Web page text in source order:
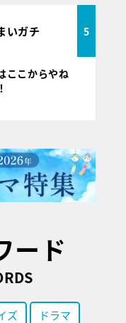
いガチ 5
ここからやね
ード
ズ ドラマ